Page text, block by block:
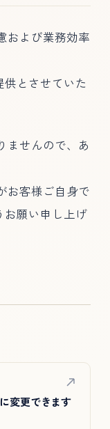
および業務効率
供とさせていた
ませんので、あ
お客様ご自身で
お願い申し上げ
変更できます